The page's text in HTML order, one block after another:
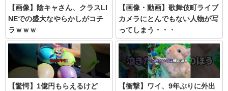
【画像】陰キャさん、クラスLI
NEでの盛大なやらかしがコチ
ラｗｗｗ
【画像・動画】歌舞伎町ライブ
カメラにとんでもない人物が写
ってしまう・・・
【驚愕】1億円もらえるけど
【衝撃】ワイ、9年ぶりに外出